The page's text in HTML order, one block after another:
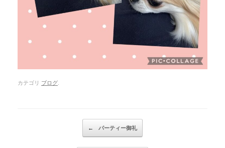
カテゴリ ブログ.
← パーティー御礼